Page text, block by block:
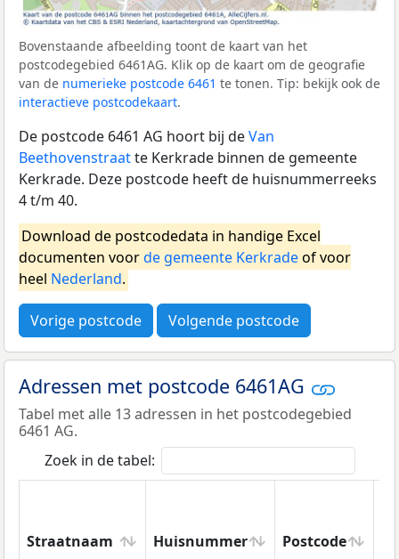
Bovenstaande afbeelding toont de kaart van het
postcodegebied 6461AG. Klik op de kaart om de geografie
van de numerieke postcode 6461 te tonen. Tip: bekijk ook de
interactieve postcodekaart.
De postcode 6461 AG hoort bij deVan
Beethovenstraatte Kerkrade binnen de gemeente
Kerkrade. Deze postcode heeft de huisnummerreeks
4 t/m 40.
Download de postcodedata in handige Excel
documenten voorde gemeente Kerkradeof voor
heel Nederland.
Vorige postcode Volgende postcode
Adressen met postcode 6461AG
Tabel met alle 13 adressen in het postcodegebied
6461 AG.
Zoek in de tabel:
Straatnaam Huisnummer Postcode